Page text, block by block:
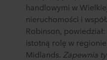
handlowymi w
nieruchomości i
Robinson,
istotną rolę w
Midlands. Zapewnia